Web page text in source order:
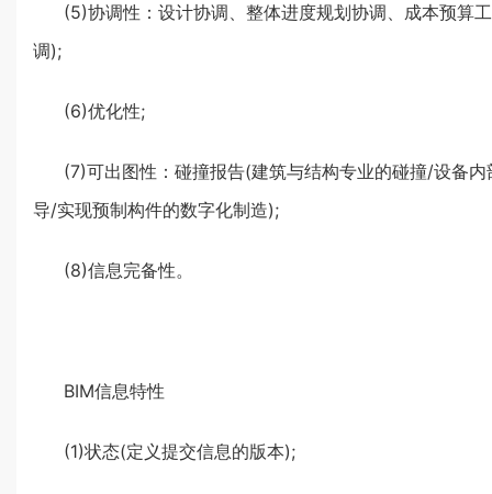
(5)协调性：设计协调、整体进度规划协调、成本预算
调);
(6)优化性;
(7)可出图性：碰撞报告(建筑与结构专业的碰撞/设备
导/实现预制构件的数字化制造);
(8)信息完备性。
BIM信息特性
(1)状态(定义提交信息的版本);